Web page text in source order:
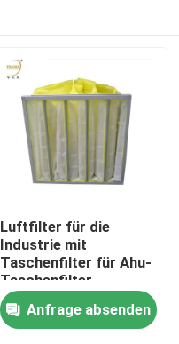
Luftfilter für die
Industrie mit
Taschenfilter für Ahu-
Taschenfilter
Anfrage absenden